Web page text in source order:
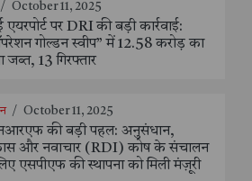
/ October 11, 2025
एयरपोर्ट पर DRI की बड़ी कार्रवाई:
गोल्डन स्वीप” में 12.58 करोड़ का
जब्त, 13 गिरफ्तार
/ October 11, 2025
की बड़ी पहल: अनुसंधान,
और नवाचार (RDI) कोष के संचालन
एसपीएफ की स्थापना को मिली मंज़ूरी